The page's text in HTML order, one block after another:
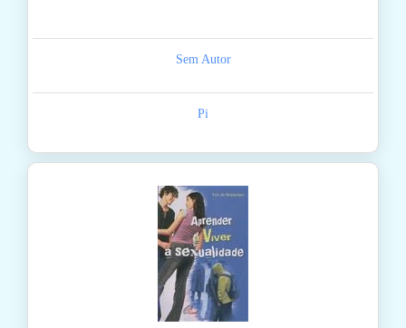
Sem Autor
Pi